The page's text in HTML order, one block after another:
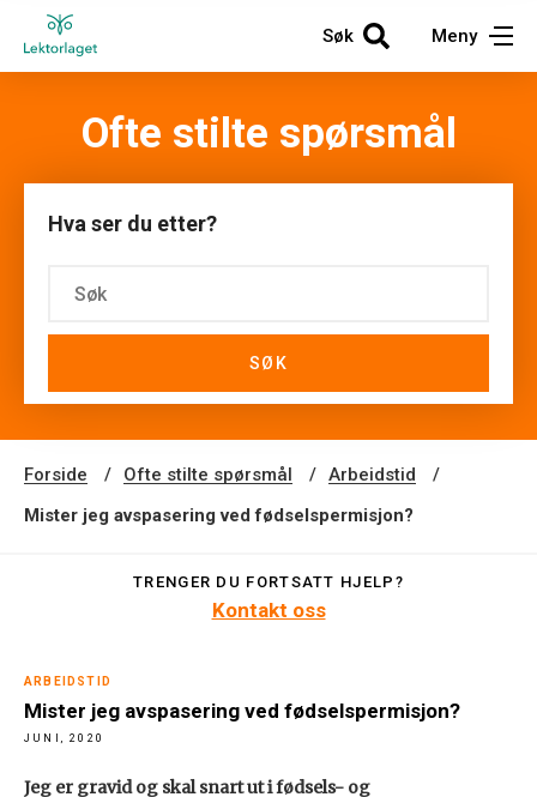
Søk Meny
Ofte stilte spørsmål
Hva ser du etter?
SØK
Forside Ofte stilte spørsmål
Arbeidstid
Mister jeg avspasering ved fødselspermisjon?
ARBEIDSTID
Mister jeg avspasering ved fødselspermisjon?
JUNI, 2020
Jeg er gravid og skal snart ut i fødsels- og
TRENGER DU FORTSATT HJELP?
Kontakt oss